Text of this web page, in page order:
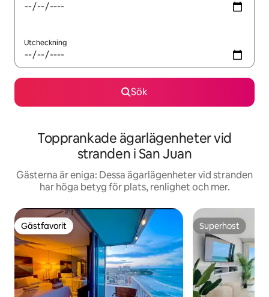
Utcheckning
Sök
Topprankade ägarlägenheter vid
stranden i San Juan
Gästerna är eniga: Dessa ägarlägenheter vid stranden
har höga betyg för plats, renlighet och mer.
Gästfavorit
Gästfavorit Superhost
Superhost